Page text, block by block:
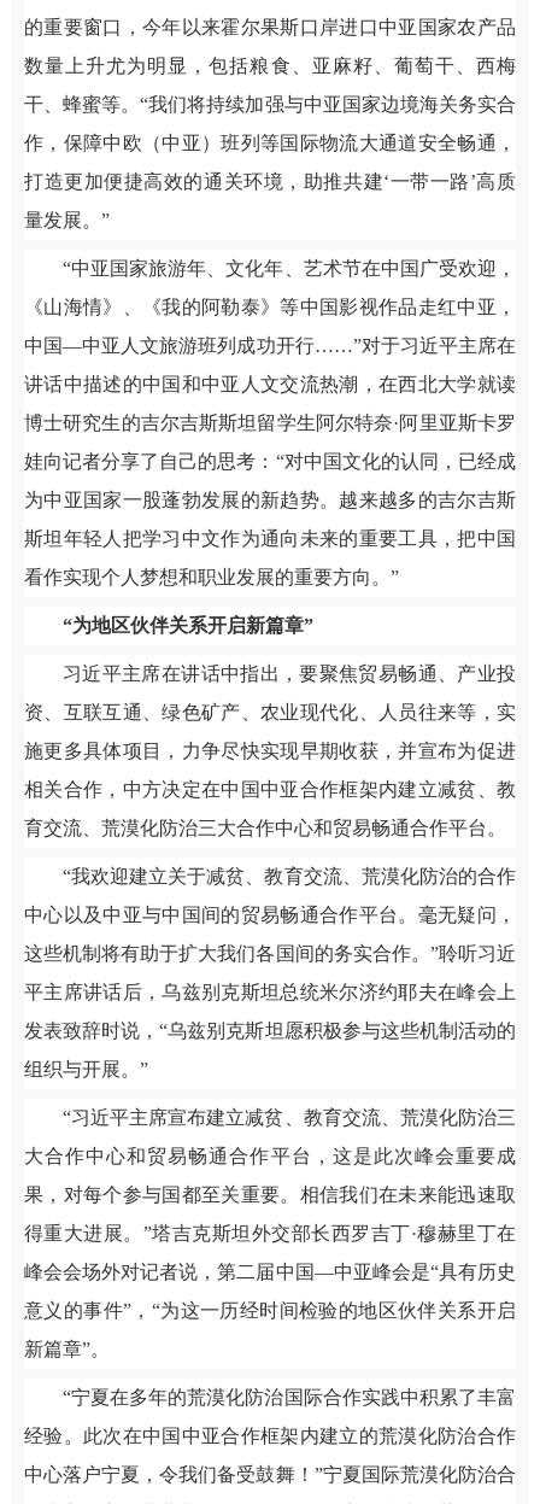
的重要窗口，今年以来霍尔果斯口岸进口中亚国家农产品
数量上升尤为明显，包括粮食、亚麻籽、葡萄干、西梅
干、蜂蜜等。“我们将持续加强与中亚国家边境海关务实合
作，保障中欧（中亚）班列等国际物流大通道安全畅通，
打造更加便捷高效的通关环境，助推共建‘一带一路’高质
量发展。”
“中亚国家旅游年、文化年、艺术节在中国广受欢迎，
《山海情》、《我的阿勒泰》等中国影视作品走红中亚，
中国—中亚人文旅游班列成功开行……”对于习近平主席在
讲话中描述的中国和中亚人文交流热潮，在西北大学就读
博士研究生的吉尔吉斯斯坦留学生阿尔特奈·阿里亚斯卡罗
娃向记者分享了自己的思考：“对中国文化的认同，已经成
为中亚国家一股蓬勃发展的新趋势。越来越多的吉尔吉斯
斯坦年轻人把学习中文作为通向未来的重要工具，把中国
看作实现个人梦想和职业发展的重要方向。”
“为地区伙伴关系开启新篇章”
习近平主席在讲话中指出，要聚焦贸易畅通、产业投
资、互联互通、绿色矿产、农业现代化、人员往来等，实
施更多具体项目，力争尽快实现早期收获，并宣布为促进
相关合作，中方决定在中国中亚合作框架内建立减贫、教
育交流、荒漠化防治三大合作中心和贸易畅通合作平台。
“我欢迎建立关于减贫、教育交流、荒漠化防治的合作
中心以及中亚与中国间的贸易畅通合作平台。毫无疑问，
这些机制将有助于扩大我们各国间的务实合作。”聆听习近
平主席讲话后，乌兹别克斯坦总统米尔济约耶夫在峰会上
发表致辞时说，“乌兹别克斯坦愿积极参与这些机制活动的
组织与开展。”
“习近平主席宣布建立减贫、教育交流、荒漠化防治三
大合作中心和贸易畅通合作平台，这是此次峰会重要成
果，对每个参与国都至关重要。相信我们在未来能迅速取
得重大进展。”塔吉克斯坦外交部长西罗吉丁·穆赫里丁在
峰会会场外对记者说，第二届中国—中亚峰会是“具有历史
意义的事件”，“为这一历经时间检验的地区伙伴关系开启
新篇章”。
“宁夏在多年的荒漠化防治国际合作实践中积累了丰富
经验。此次在中国中亚合作框架内建立的荒漠化防治合作
中心落户宁夏，令我们备受鼓舞！”宁夏国际荒漠化防治合